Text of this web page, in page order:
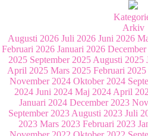
Arkiv
Augusti 2026 Juli 2026 Juni 2026
Februari 2026 Januari 2026
2025 September 2025 Augusti 2025
April 2025 Mars 2025 Februari 2025
November 2024 Oktober 2024
2024 Juni 2024 Maj 2024 April
Januari 2024 December 2023
September 2023 Augusti 2023 Juli
2023 Mars 2023 Februari 2023